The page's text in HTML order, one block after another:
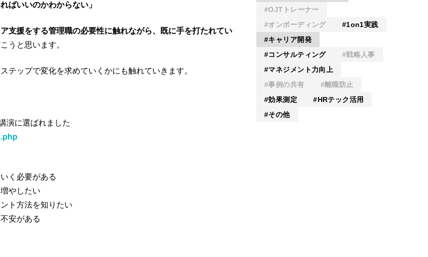
ばいいのかわからない」
支援をする管理職の必要性に触れながら、既に手を打たれてい
うと思います。
テップで変化を求めていくかにも触れていきます。
演に選ばれました
く必要がある
やしたい
ト方法を知りたい
安がある
OJTトレーナー
オンボーディング
1on1実践
キャリア開発
コンサルティング
戦略人事
マネジメント力向上
事例の共有
離職防止
効果測定
HRテック活用
その他